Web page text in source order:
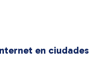
en ciudades